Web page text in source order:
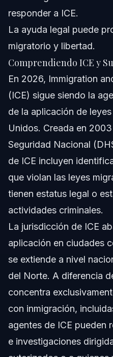
¿Cómo puede ayudar
ICE?
Fuentes y Referencias
responder a ICE.
La ayuda legal puede
migratorio y libertad.
Comprendiendo ICE y
En 2026, Immigration
(ICE) sigue siendo la
de la aplicación de
Unidos. Creada en
Seguridad Nacional
de ICE incluyen
que violan las leyes
tienen estatus legal o
actividades criminales.
La jurisdicción de ICE
aplicación en ciudades
se extiende a nivel
del Norte. A diferencia
concentra
con inmigración,
agentes de ICE pueden
e investigaciones